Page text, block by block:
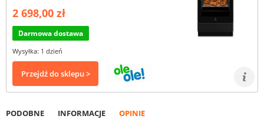
2 698,00 zł
Darmowa dostawa
Wysyłka: 1 dzień
Przejdź do sklepu >
PODOBNE INFORMACJE OPINIE